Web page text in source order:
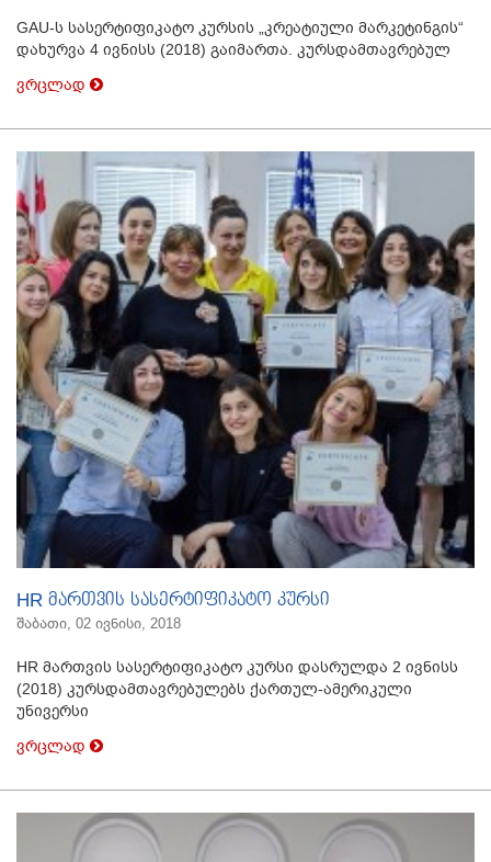
GAU-ს სასერტიფიკატო კურსის „კრეატიული მარკეტინგის“
დახურვა 4 ივნისს (2018) გაიმართა. კურსდამთავრებულ
ვრცლად
HR მართვის სასერტიფიკატო კურსი
შაბათი, 02 ივნისი, 2018
HR მართვის სასერტიფიკატო კურსი დასრულდა 2 ივნისს
(2018) კურსდამთავრებულებს ქართულ-ამერიკული
უნივერსი
ვრცლად